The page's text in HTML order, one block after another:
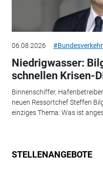
06.08.2026
Niedrigwasser:
schnellen Krisen-
Binnenschiffer,
neuen Ressortchef Steffen
einziges Thema: Was ist
STELLENANGEBOTE